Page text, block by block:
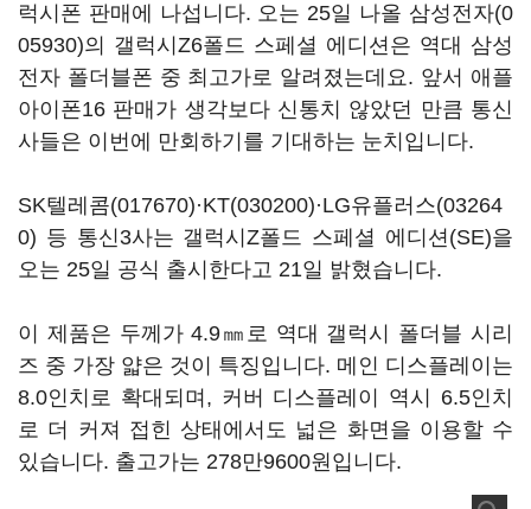
럭시폰 판매에 나섭니다. 오는 25일 나올 삼성전자(0
05930)의 갤럭시Z6폴드 스페셜 에디션은 역대 삼성
전자 폴더블폰 중 최고가로 알려졌는데요. 앞서 애플
아이폰16 판매가 생각보다 신통치 않았던 만큼 통신
사들은 이번에 만회하기를 기대하는 눈치입니다.
SK텔레콤(017670)·KT(030200)·LG유플러스(03264
0) 등 통신3사는 갤럭시Z폴드 스페셜 에디션(SE)을
오는 25일 공식 출시한다고 21일 밝혔습니다.
이 제품은 두께가 4.9㎜로 역대 갤럭시 폴더블 시리
즈 중 가장 얇은 것이 특징입니다. 메인 디스플레이는
8.0인치로 확대되며, 커버 디스플레이 역시 6.5인치
로 더 커져 접힌 상태에서도 넓은 화면을 이용할 수
있습니다. 출고가는 278만9600원입니다.